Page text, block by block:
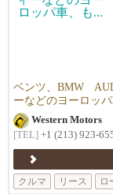
ベンツ、BMW
ーなどのヨーロッ
Western Motors
[TEL] +1 (213) 923-
クルマ
リース ロ